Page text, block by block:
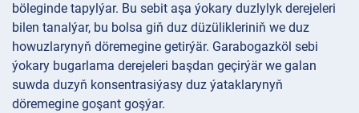
böleginde tapylýar. Bu sebit aşa ýokary duzlylyk derejeleri
bilen tanalýar, bu bolsa giň duz düzülikleriniň we duz
howuzlarynyň döremegine getirýär. Garabogazköl sebi
ýokary bugarlama derejeleri başdan geçirýär we galan
suwda duzyň konsentrasiýasy duz ýataklarynyň
döremegine goşant goşýar.